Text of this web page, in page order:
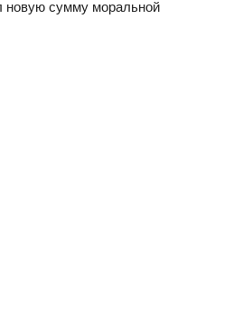
новую сумму моральной